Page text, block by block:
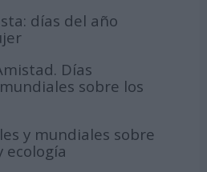
días del año
Días
sobre los
y mundiales sobre
ecología